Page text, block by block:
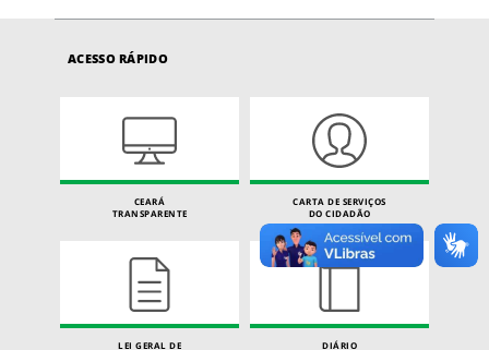
ACESSO RÁPIDO
CEARÁ
TRANSPARENTE
CARTA DE SERVIÇOS
DO CIDADÃO
LEI GERAL DE
DIÁRIO